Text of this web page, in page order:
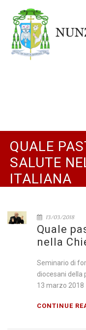
QUALE
SALUTE
ITALIANA
13/03/2018
Quale
nella
Seminario di
diocesani della
13 marzo 2018
CONTINUE